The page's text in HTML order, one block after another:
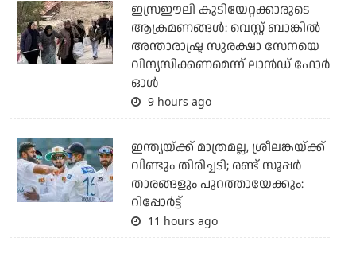
ഇസ്രഈലി കുടിയേറ്റക്കാരുടെ
ആക്രമണങ്ങള്‍: വെസ്റ്റ് ബാങ്കില്‍
അന്താരാഷ്ട്ര സുരക്ഷാ സേനയെ
വിന്യസിക്കണമെന്ന് ലാന്‍ഡ് ഫോര്‍
ഓള്‍
9 hours ago
ഇന്ത്യയ്ക്ക് മാത്രമല്ല, ശ്രീലങ്കയ്ക്ക്
വീണ്ടും തിരിച്ചടി; രണ്ട് സൂപ്പര്‍
താരങ്ങളും പുറത്തായേക്കും:
റിപ്പോര്‍ട്ട്
11 hours ago